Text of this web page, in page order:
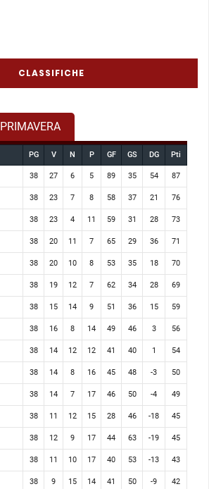
CLASSIFICHE
PRIMAVERA
PG V N P GF GS DG Pti
38 27 6 5 89 35 54 87
38 23 7 8 58 37 21 76
38 23 4 11 59 31 28 73
38 20 11 7 65 29 36 71
38 20 10 8 53 35 18 70
38 19 12 7 62 34 28 69
38 15 14 9 51 36 15 59
38 16 8 14 49 46 3 56
38 14 12 12 41 40 1 54
38 14 8 16 45 48 -3 50
38 14 7 17 46 50 -4 49
38 11 12 15 28 46 -18 45
38 12 9 17 44 63 -19 45
38 11 10 17 40 53 -13 43
38 9 15 14 41 50 -9 42